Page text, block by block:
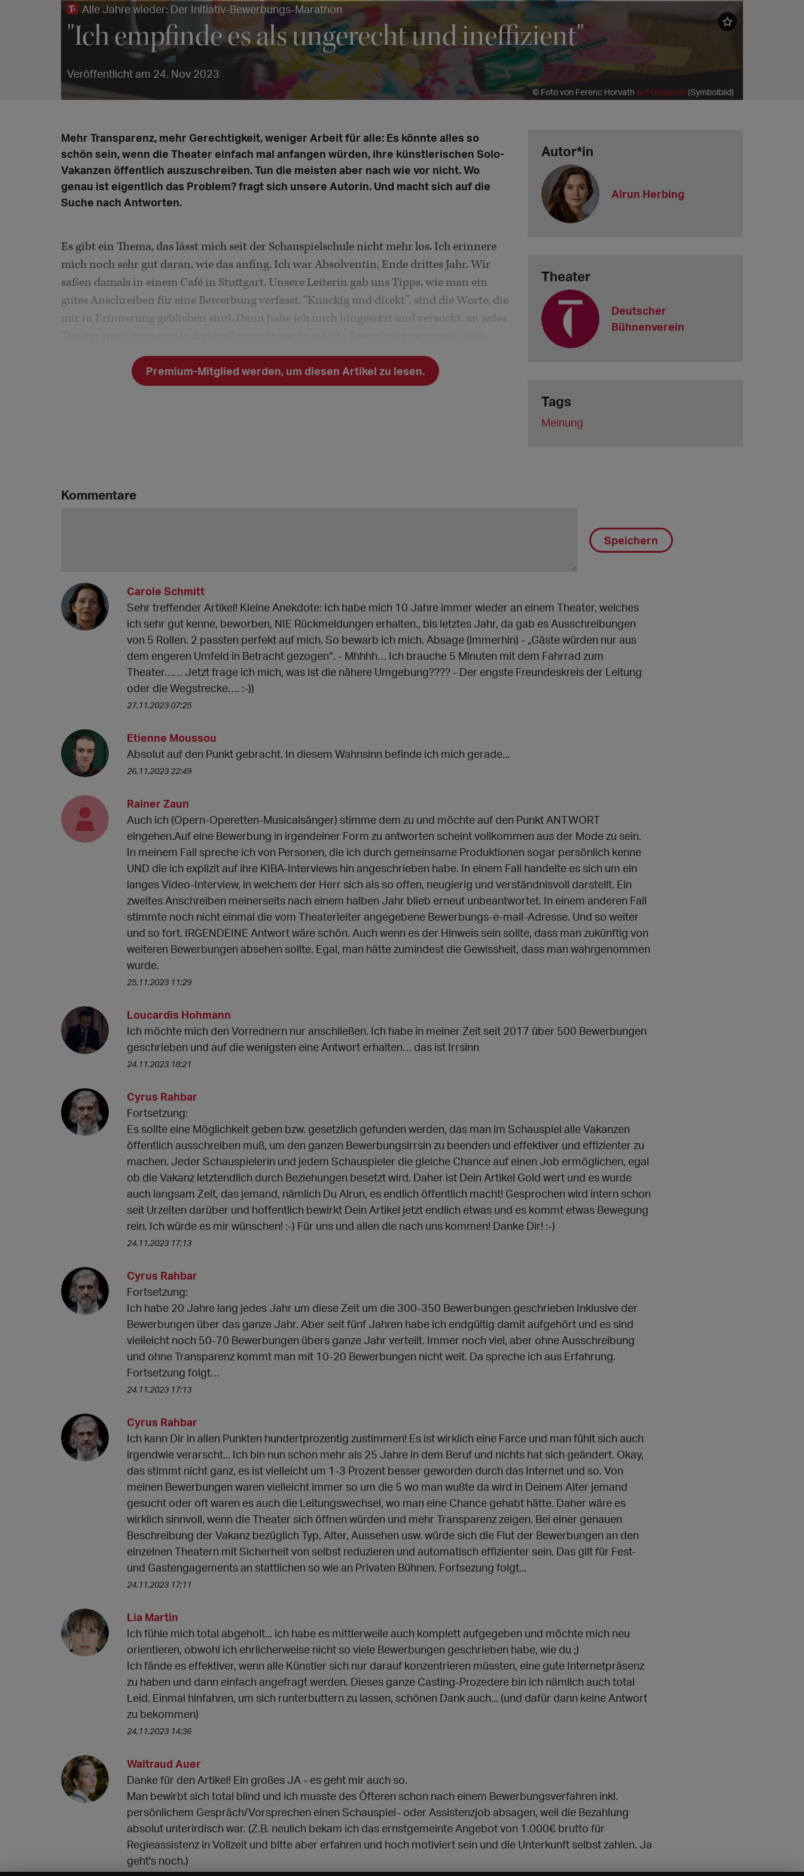
Alle Jahre wieder: Der Initiativ-Bewerbungs-Marathon
"Ich empfinde es als ungerecht und ineffizient"
Veröffentlicht am 24. Nov 2023
© Foto von Ferenc Horvath auf Unsplash (Symbolbild)
Mehr Transparenz, mehr Gerechtigkeit, weniger Arbeit für alle: Es könnte alles so
schön sein, wenn die Theater einfach mal anfangen würden, ihre künstlerischen Solo-
Vakanzen öffentlich auszuschreiben. Tun die meisten aber nach wie vor nicht. Wo
genau ist eigentlich das Problem? fragt sich unsere Autorin. Und macht sich auf die
Suche nach Antworten.
Es gibt ein Thema, das lässt mich seit der Schauspielschule nicht mehr los. Ich erinnere
mich noch sehr gut daran, wie das anfing. Ich war Absolventin, Ende drittes Jahr. Wir
saßen damals in einem Café in Stuttgart. Unsere Leiterin gab uns Tipps, wie man ein
gutes Anschreiben für eine Bewerbung verfasst. “Knackig und direkt”, sind die Worte, die
mir in Erinnerung geblieben sind. Dann habe ich mich hingesetzt und versucht, an jedes
Damals noch per Post.
Premium-Mitglied werden, um diesen Artikel zu lesen.
Autor*in
Alrun Herbing
Theater
Deutscher
Bühnenverein
Tags
Meinung
Kommentare
Speichern
Carole Schmitt
Sehr treffender Artikel! Kleine Anekdote: Ich habe mich 10 Jahre immer wieder an einem Theater, welches
ich sehr gut kenne, beworben, NIE Rückmeldungen erhalten., bis letztes Jahr, da gab es Ausschreibungen
von 5 Rollen. 2 passten perfekt auf mich. So bewarb ich mich. Absage (immerhin) - „Gäste würden nur aus
dem engeren Umfeld in Betracht gezogen“. - Mhhhh… Ich brauche 5 Minuten mit dem Fahrrad zum
Theater…… Jetzt frage ich mich, was ist die nähere Umgebung???? - Der engste Freundeskreis der Leitung
oder die Wegstrecke…. :-))
27.11.2023 07:25
Etienne Moussou
Absolut auf den Punkt gebracht. In diesem Wahnsinn befinde ich mich gerade...
26.11.2023 22:49
Rainer Zaun
Auch ich (Opern-Operetten-Musicalsänger) stimme dem zu und möchte auf den Punkt ANTWORT
eingehen.Auf eine Bewerbung in irgendeiner Form zu antworten scheint vollkommen aus der Mode zu sein.
In meinem Fall spreche ich von Personen, die ich durch gemeinsame Produktionen sogar persönlich kenne
UND die ich explizit auf ihre KIBA-Interviews hin angeschrieben habe. In einem Fall handelte es sich um ein
langes Video-Interview, in welchem der Herr sich als so offen, neugierig und verständnisvoll darstellt. Ein
zweites Anschreiben meinerseits nach einem halben Jahr blieb erneut unbeantwortet. In einem anderen Fall
stimmte noch nicht einmal die vom Theaterleiter angegebene Bewerbungs-e-mail-Adresse. Und so weiter
und so fort. IRGENDEINE Antwort wäre schön. Auch wenn es der Hinweis sein sollte, dass man zukünftig von
weiteren Bewerbungen absehen sollte. Egal, man hätte zumindest die Gewissheit, dass man wahrgenommen
wurde.
25.11.2023 11:29
Loucardis Hohmann
Ich möchte mich den Vorrednern nur anschließen. Ich habe in meiner Zeit seit 2017 über 500 Bewerbungen
geschrieben und auf die wenigsten eine Antwort erhalten… das ist Irrsinn
24.11.2023 18:21
Cyrus Rahbar
Fortsetzung:
Es sollte eine Möglichkeit geben bzw. gesetzlich gefunden werden, das man im Schauspiel alle Vakanzen
öffentlich ausschreiben muß, um den ganzen Bewerbungsirrsin zu beenden und effektiver und effizienter zu
machen. Jeder Schauspielerin und jedem Schauspieler die gleiche Chance auf einen Job ermöglichen, egal
ob die Vakanz letztendlich durch Beziehungen besetzt wird. Daher ist Dein Artikel Gold wert und es wurde
auch langsam Zeit, das jemand, nämlich Du Alrun, es endlich öffentlich macht! Gesprochen wird intern schon
seit Urzeiten darüber und hoffentlich bewirkt Dein Artikel jetzt endlich etwas und es kommt etwas Bewegung
rein. Ich würde es mir wünschen! :-) Für uns und allen die nach uns kommen! Danke Dir! :-)
24.11.2023 17:13
Cyrus Rahbar
Fortsetzung:
Ich habe 20 Jahre lang jedes Jahr um diese Zeit um die 300-350 Bewerbungen geschrieben Inklusive der
Bewerbungen über das ganze Jahr. Aber seit fünf Jahren habe ich endgültig damit aufgehört und es sind
vielleicht noch 50-70 Bewerbungen übers ganze Jahr verteilt. Immer noch viel, aber ohne Ausschreibung
und ohne Transparenz kommt man mit 10-20 Bewerbungen nicht weit. Da spreche ich aus Erfahrung.
Fortsetzung folgt…
24.11.2023 17:13
Cyrus Rahbar
Ich kann Dir in allen Punkten hundertprozentig zustimmen! Es ist wirklich eine Farce und man fühlt sich auch
irgendwie verarscht... Ich bin nun schon mehr als 25 Jahre in dem Beruf und nichts hat sich geändert. Okay,
das stimmt nicht ganz, es ist vielleicht um 1-3 Prozent besser geworden durch das Internet und so. Von
meinen Bewerbungen waren vielleicht immer so um die 5 wo man wußte da wird in Deinem Alter jemand
gesucht oder oft waren es auch die Leitungswechsel, wo man eine Chance gehabt hätte. Daher wäre es
wirklich sinnvoll, wenn die Theater sich öffnen würden und mehr Transparenz zeigen. Bei einer genauen
Beschreibung der Vakanz bezüglich Typ, Alter, Aussehen usw. würde sich die Flut der Bewerbungen an den
einzelnen Theatern mit Sicherheit von selbst reduzieren und automatisch effizienter sein. Das gilt für Fest-
und Gastengagements an stattlichen so wie an Privaten Bühnen. Fortsezung folgt...
24.11.2023 17:11
Lia Martin
Ich fühle mich total abgeholt... ich habe es mittlerweile auch komplett aufgegeben und möchte mich neu
orientieren, obwohl ich ehrlicherweise nicht so viele Bewerbungen geschrieben habe, wie du ;)
Ich fände es effektiver, wenn alle Künstler sich nur darauf konzentrieren müssten, eine gute Internetpräsenz
zu haben und dann einfach angefragt werden. Dieses ganze Casting-Prozedere bin ich nämlich auch total
Leid. Einmal hinfahren, um sich runterbuttern zu lassen, schönen Dank auch... (und dafür dann keine Antwort
zu bekommen)
24.11.2023 14:36
Waltraud Auer
Danke für den Artikel! Ein großes JA - es geht mir auch so.
Man bewirbt sich total blind und ich musste des Öfteren schon nach einem Bewerbungsverfahren inkl.
persönlichem Gespräch/Vorsprechen einen Schauspiel- oder Assistenzjob absagen, weil die Bezahlung
absolut unterirdisch war. (Z.B. neulich bekam ich das ernstgemeinte Angebot von 1.000€ brutto für
Regieassistenz in Vollzeit und bitte aber erfahren und hoch motiviert sein und die Unterkunft selbst zahlen. Ja
geht's noch.)